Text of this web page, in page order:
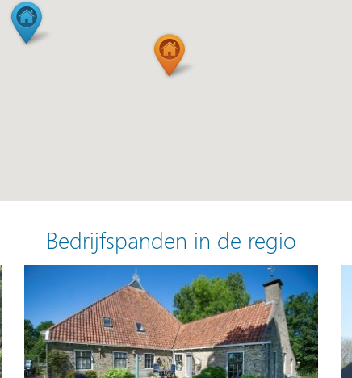
Bedrijfspanden in de regio